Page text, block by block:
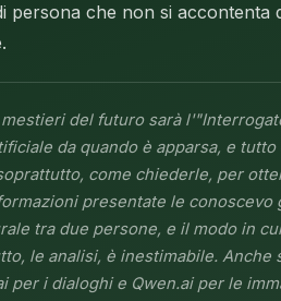
persona che non si accontenta
del futuro sarà
da quando è apparsa, e
come chiederle, per
presentate le conoscevo
tra due persone, e il modo in
le analisi, è inestimabile. Anche
per i dialoghi e Qwen.ai per le